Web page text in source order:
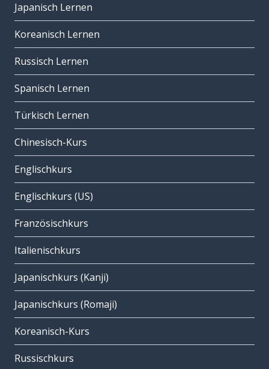
Japanisch Lernen
Koreanisch Lernen
Russisch Lernen
Spanisch Lernen
Türkisch Lernen
Chinesisch-Kurs
Englischkurs
Englischkurs (US)
Französischkurs
Italienischkurs
Japanischkurs (Kanji)
Japanischkurs (Romaji)
Koreanisch-Kurs
Russischkurs